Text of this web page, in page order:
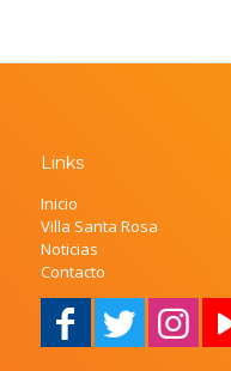
Links
Inicio
Villa Santa Rosa
Noticias
Contacto